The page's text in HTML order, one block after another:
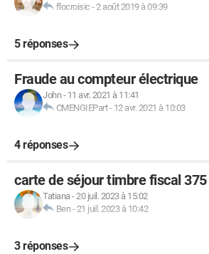
flocroisic -2 août 2019 à 09:39
5 réponses
Fraude au compteur électrique
John- 11 avr. 2021 à 11:41
CMENGIEPart- 12 avr. 2021 à 10:03
4 réponses
carte de séjour timbre fiscal
Tatiana-20 juil. 2023 à 15:02
Ben-21 juil. 2023 à 10:42
3 réponses